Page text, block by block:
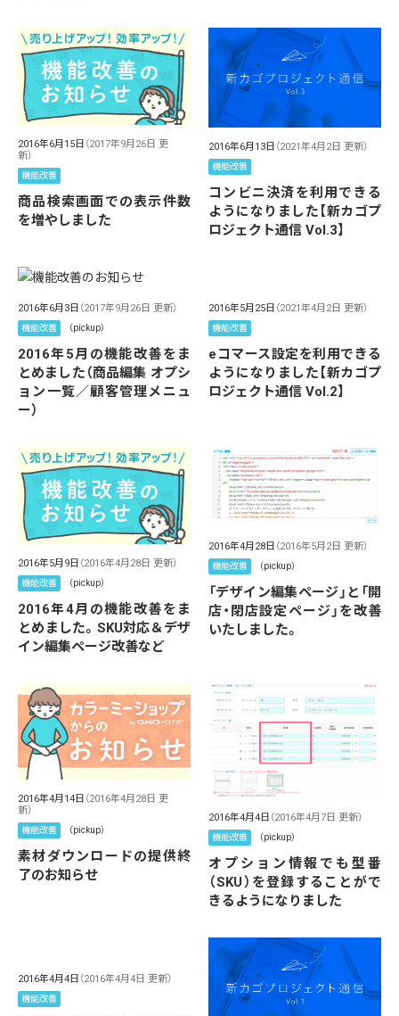
2016年6月15日 （2017年9月26日 更
新）
機能改善
商品検索画面での表示件数
を増やしました
2016年6月13日 （2021年4月2日 更新）
機能改善
コンビニ決済を利用できる
ようになりました【新カゴプ
ロジェクト通信 Vol.3】
2016年6月3日 （2017年9月26日 更新）
機能改善 （pickup）
2016年5月の機能改善をま
とめました（商品編集 オプシ
ョン一覧／顧客管理メニュ
ー）
2016年5月25日 （2021年4月2日 更新）
機能改善
eコマース設定を利用できる
ようになりました【新カゴプ
ロジェクト通信 Vol.2】
2016年5月9日 （2016年4月28日 更新）
機能改善 （pickup）
2016年4月の機能改善をま
とめました。SKU対応＆デザ
イン編集ページ改善など
2016年4月28日 （2016年5月2日 更新）
機能改善 （pickup）
「デザイン編集ページ」と「開
店・閉店設定ページ」を改善
いたしました。
2016年4月14日 （2016年4月28日 更
新）
機能改善 （pickup）
素材ダウンロードの提供終
了のお知らせ
2016年4月4日 （2016年4月7日 更新）
機能改善 （pickup）
オプション情報でも型番
（SKU）を登録することがで
きるようになりました
2016年4月4日 （2016年4月4日 更新）
機能改善